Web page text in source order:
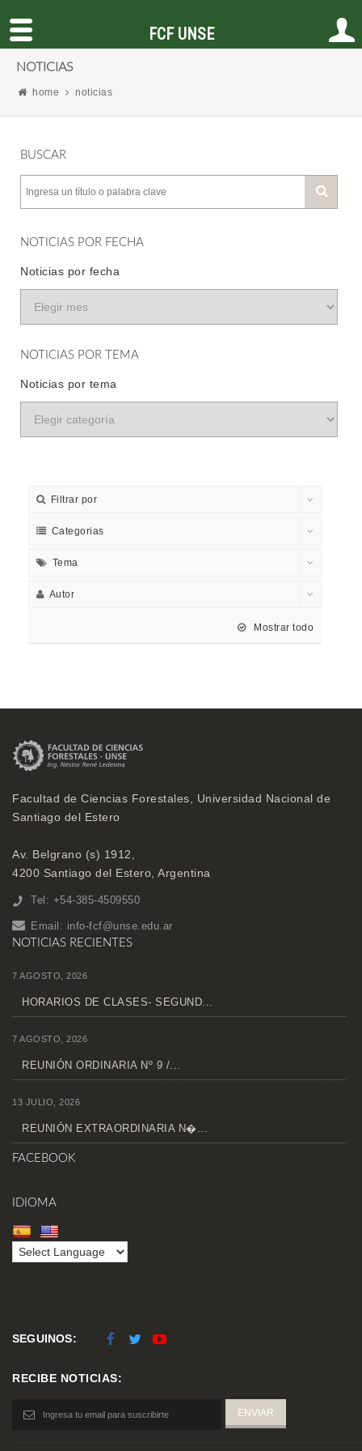
NOTICIAS
home noticias
BUSCAR
NOTICIAS POR FECHA
Noticias por fecha
NOTICIAS POR TEMA
Noticias por tema
Filtrar por
Categorias
Tema
Autor
Mostrar todo
Facultad de Ciencias Forestales, Universidad Nacional de
Santiago del Estero
Av. Belgrano (s) 1912,
4200 Santiago del Estero, Argentina
Tel: +54-385-4509550
Email: info-fcf@unse.edu.ar
NOTICIAS RECIENTES
7 AGOSTO, 2026
HORARIOS DE CLASES- SEGUND...
7 AGOSTO, 2026
REUNIÓN ORDINARIA Nº 9 /...
13 JULIO, 2026
REUNIÓN EXTRAORDINARIA N�...
FACEBOOK
IDIOMA
SEGUINOS:
RECIBE NOTICIAS:
FCF UNSE